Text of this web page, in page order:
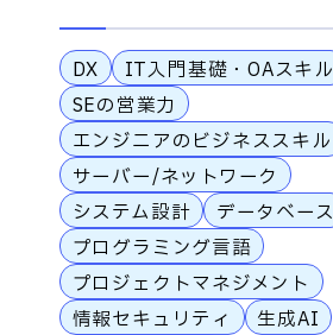
DX
IT入門基礎・OAスキル
SEの営業力
エンジニアのビジネススキル
サーバー/ネットワーク
システム設計 データベース
プログラミング言語
プロジェクトマネジメント
情報セキュリティ
生成AI